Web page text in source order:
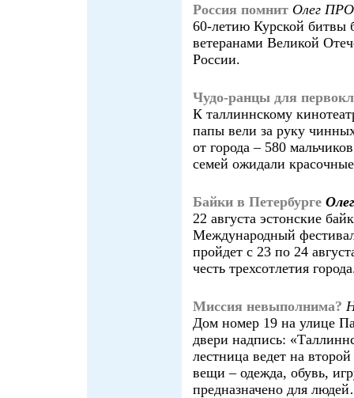
Россия помнит Олег
60-летию Курской битвы
ветеранами Великой
России.
Чудо-ранцы для
К таллиннскому
папы вели за руку
от города – 580
семей ожидали
Байки в Петербурге
22 августа эстонские
Международный
пройдет с 23 по 24
честь трехсотлетия
Миссия невыполнима?
Дом номер 19 на улице
двери надпись:
лестница ведет на
вещи – одежда, обувь,
предназначено для